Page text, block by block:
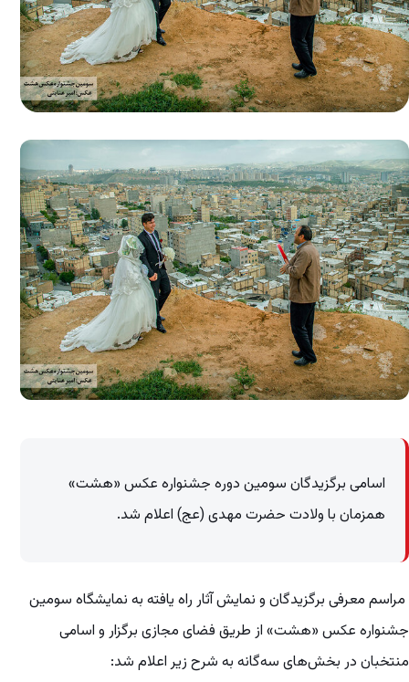
اسامی برگزیدگان سومین دوره جشنواره عکس «هشت»
همزمان با ولادت حضرت مهدی (عج) اعلام شد.
مراسم معرفی برگزیدگان و نمایش آثار راه یافته به نمایشگاه سومین
جشنواره عکس «هشت» از طریق فضای مجازی برگزار و اسامی
منتخبان در بخش‌های سه‌گانه به شرح زیر اعلام شد: